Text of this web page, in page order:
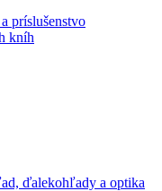
príslušenstvo
kníh
ďalekohľady a optika